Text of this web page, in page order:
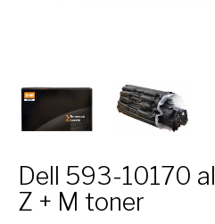
Dell 593-10170
Z + M toner